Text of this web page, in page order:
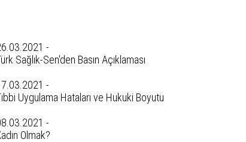
-
Sağlık-Sen'den Basın Açıklaması
-
Uygulama Hataları ve Hukuki Boyutu
-
Olmak?